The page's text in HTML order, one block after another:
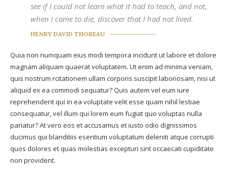
see if I could not learn what it had to teach, and not,
when I came to die, discover that I had not lived.
HENRY DAVID THOREAU
Quia non numquam eius modi tempora incidunt ut labore et dolore
magnam aliquam quaerat voluptatem. Ut enim ad minima veniam,
quis nostrum rcitationem ullam corporis suscipit laboriosam, nisi ut
aliquid ex ea commodi sequatur? Quis autem vel eum iure
reprehenderit qui in ea voluptate velit esse quam nihil lestiae
consequatur, vel illum qui lorem eum fugiat quo voluptas nulla
pariatur? At vero eos et accusamus et iusto odio dignissimos
ducimus qui blanditiis esentium voluptatum deleniti atque corrupti
quos dolores et quas molestias excepturi sint occaecati cupiditate
non provident.